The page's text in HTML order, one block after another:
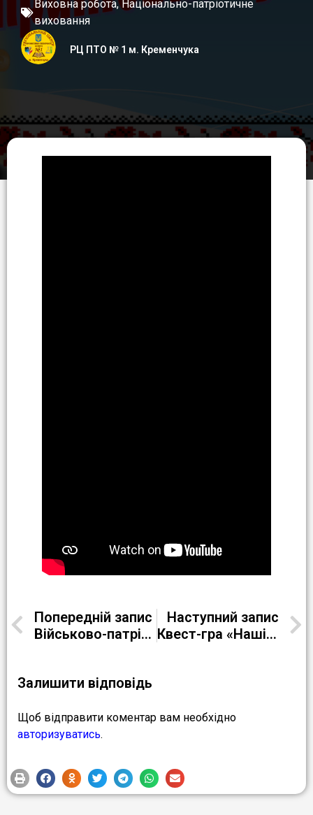
Виховна робота, Національно-патріотичне
виховання
РЦ ПТО № 1 м. Кременчука
Попередній запис
Військово-патріотичні змагання “Майбутні захисники України”
Наступний запис
Квест-гра «Наші захисники»
Залишити відповідь
Щоб відправити коментар вам необхідно
авторизуватись.